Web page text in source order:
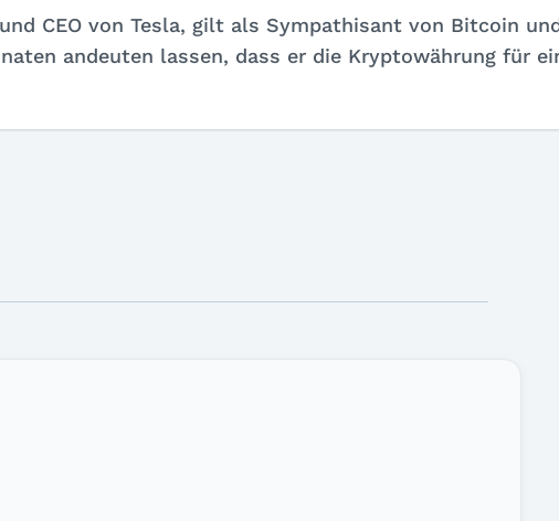
CEO von Tesla, gilt als Sympathisant von Bitcoin
andeuten lassen, dass er die Kryptowährung für